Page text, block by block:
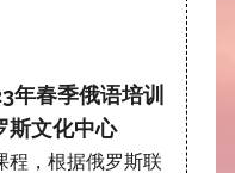
年春季俄语培训
斯文化中心
程，根据俄罗斯联